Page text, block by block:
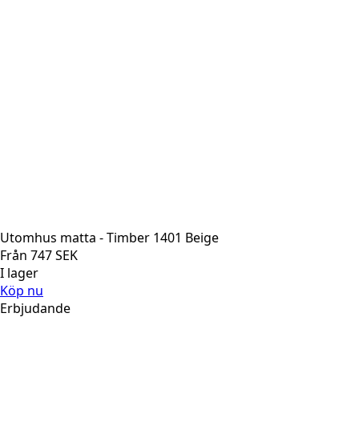
Utomhus matta - Timber 1401 Beige
Från 747SEK
I lager
Köp nu
Erbjudande